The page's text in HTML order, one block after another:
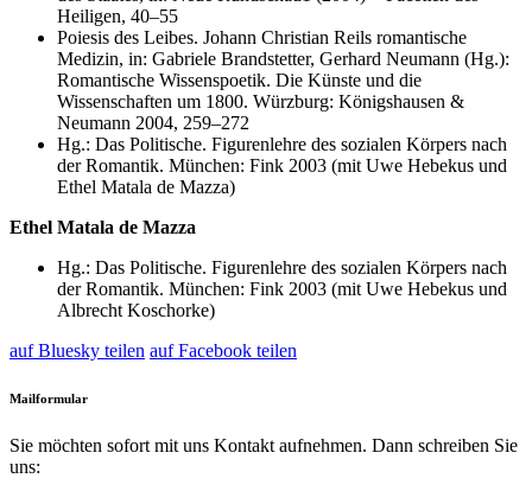
Heiligen, 40–55
Poiesis des Leibes. Johann Christian Reils romantische
Medizin, in: Gabriele Brandstetter, Gerhard Neumann (Hg.):
Romantische Wissenspoetik. Die Künste und die
Wissenschaften um 1800. Würzburg: Königshausen &
Neumann 2004, 259–272
Hg.: Das Politische. Figurenlehre des sozialen Körpers nach
der Romantik. München: Fink 2003 (mit Uwe Hebekus und
Ethel Matala de Mazza)
Ethel Matala de Mazza
Hg.: Das Politische. Figurenlehre des sozialen Körpers nach
der Romantik. München: Fink 2003 (mit Uwe Hebekus und
Albrecht Koschorke)
auf Bluesky teilen auf Facebook teilen
Mailformular
Sie möchten sofort mit uns Kontakt aufnehmen. Dann schreiben Sie
uns: